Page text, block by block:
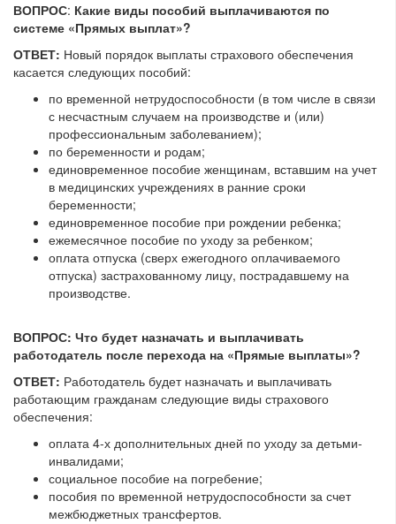
ВОПРОС: Какие виды пособий выплачиваются по
системе «Прямых выплат»?
ОТВЕТ: Новый порядок выплаты страхового обеспечения
касается следующих пособий:
по временной нетрудоспособности (в том числе в связи
с несчастным случаем на производстве и (или)
профессиональным заболеванием);
по беременности и родам;
единовременное пособие женщинам, вставшим на учет
в медицинских учреждениях в ранние сроки
беременности;
единовременное пособие при рождении ребенка;
ежемесячное пособие по уходу за ребенком;
оплата отпуска (сверх ежегодного оплачиваемого
отпуска) застрахованному лицу, пострадавшему на
производстве.
ВОПРОС: Что будет назначать и выплачивать
работодатель после перехода на «Прямые выплаты»?
ОТВЕТ: Работодатель будет назначать и выплачивать
работающим гражданам следующие виды страхового
обеспечения:
оплата 4-х дополнительных дней по уходу за детьми-
инвалидами;
социальное пособие на погребение;
пособия по временной нетрудоспособности за счет
межбюджетных трансфертов.